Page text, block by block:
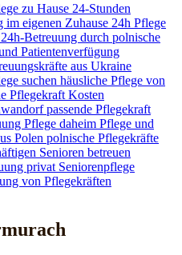
zu Hause 24-Stunden
im eigenen Zuhause 24h Pflege
24h-Betreuung durch polnische
Patientenverfügung
aus Ukraine
suchen häusliche Pflege von
Pflegekraft Kosten
passende Pflegekraft
Pflege daheim Pflege und
Polen polnische Pflegekräfte
Senioren betreuen
privat Seniorenpflege
von Pflegekräften